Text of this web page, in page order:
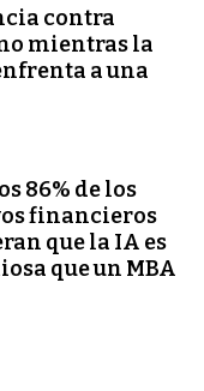
contra
mientras la
a una
86% de los
financieros
que la IA es
que un MBA